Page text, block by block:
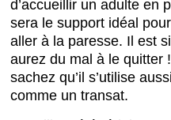
d’accueillir un adulte en
sera le support idéal
aller à la paresse. Il est
aurez du mal à le quitter
sachez qu’il s’utilise
comme un transat.